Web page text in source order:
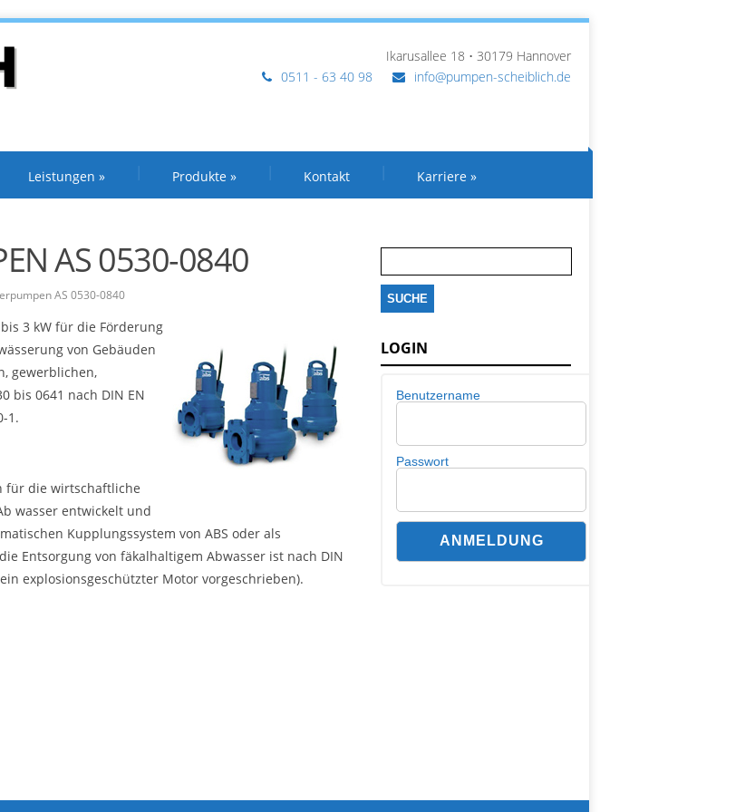
Ikarusallee 18 • 30179 Hannover
0511 - 63 40 98
info@pumpen-scheiblich.de
Leistungen » Produkte » Kontakt Karriere »
AS 0530-0840
AS 0530-0840
3 kW für die Förderung
von Gebäuden
gewerblichen,
bis 0641 nach DIN EN
1.
für die wirtschaftliche
wasser entwickelt und
Kupplungssystem von ABS oder als
Entsorgung von fäkalhaltigem Abwasser ist nach DIN
explosionsgeschützter Motor vorgeschrieben).
nach:
LOGIN
Benutzername
Passwort